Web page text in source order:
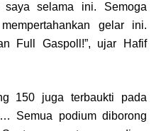
saya selama ini. Semoga
gelar ini.
Full Gaspoll!”, ujar Hafif
150 juga terbaukti pada
Semua podium diborong